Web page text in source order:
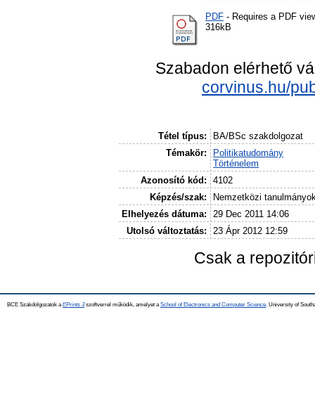
PDF - Requires a PDF
316kB
Szabadon elérhető
corvinus.hu/
Tétel típus:
BA/BSc szakdolgozat
Témakör:
Politikatudomány
Történelem
Azonosító kód:
4102
Képzés/szak:
Nemzetközi
Elhelyezés dátuma:
29 Dec 2011 14:06
Utolsó változtatás:
23 Ápr 2012 12:59
Csak a
BCE Szakdolgozatok a EPrints 3szoftverrel működik, amelyet a School of Electronics and Computer Science, University of